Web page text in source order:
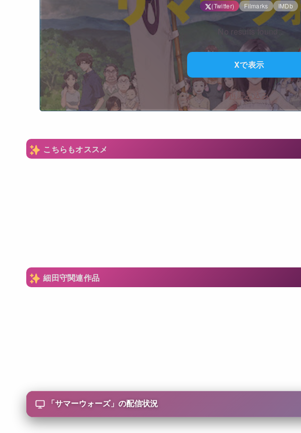
(Twitter) Filmarks IMDb
No results found.
Xで表示
再読み込み
こちらもオススメ
細田守関連作品
「 サマーウォーズ」の配信状況